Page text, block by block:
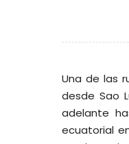
Una de las
desde Sao
adelante
ecuatorial